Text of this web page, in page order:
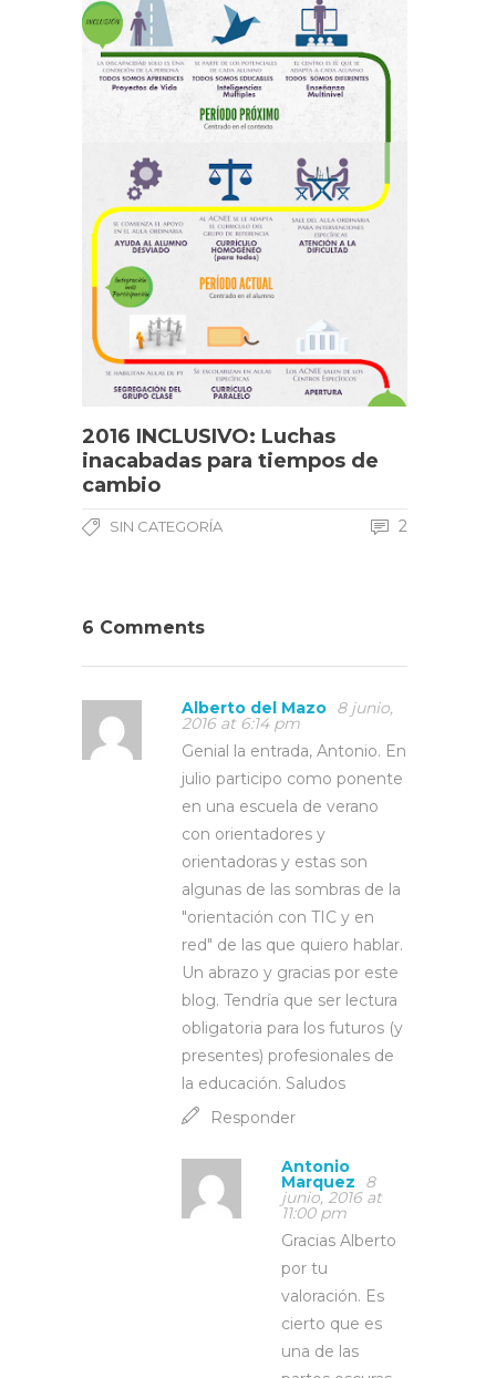
2016 INCLUSIVO: Luchas
inacabadas para tiempos de
cambio
SIN CATEGORÍA 2
6 Comments
Alberto del Mazo 8 junio,
2016 at 6:14 pm
Genial la entrada, Antonio. En
julio participo como ponente
en una escuela de verano
con orientadores y
orientadoras y estas son
algunas de las sombras de la
"orientación con TIC y en
red" de las que quiero hablar.
Un abrazo y gracias por este
blog. Tendría que ser lectura
obligatoria para los futuros (y
presentes) profesionales de
la educación. Saludos
Responder
Antonio
Marquez 8
junio, 2016 at
11:00 pm
Gracias Alberto
por tu
valoración. Es
cierto que es
una de las